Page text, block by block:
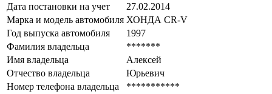
Дата постановки на учет
27.02.2014
Марка и модель автомобиля ХОНДА СR-V
Год выпуска автомобиля
1997
Фамилия владельца
*******
Имя владельца
Алексей
Отчество владельца
Юрьевич
Номер телефона владельца
***********